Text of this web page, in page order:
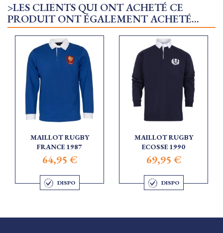
>LES CLIENTS QUI ONT ACHETÉ CE
PRODUIT ONT ÉGALEMENT ACHETÉ...
MAILLOT RUGBY
FRANCE 1987
64,95 €
DISPO
MAILLOT RUGBY
ECOSSE 1990
69,95 €
DISPO